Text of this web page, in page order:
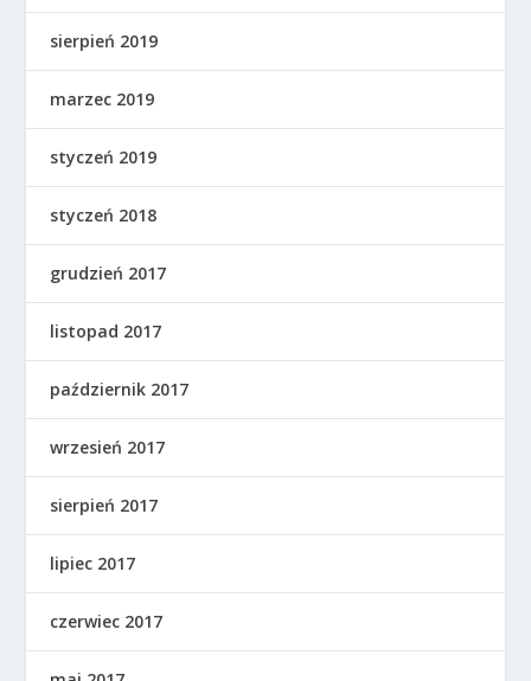
sierpień 2019
marzec 2019
styczeń 2019
styczeń 2018
grudzień 2017
listopad 2017
październik 2017
wrzesień 2017
sierpień 2017
lipiec 2017
czerwiec 2017